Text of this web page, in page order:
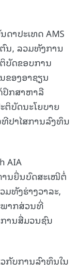
າປະເທດ AMS
ນ, ລວມທັງການ
ບັດຂອບການ
ຂອງອາຊຽນ
ປຶກສາຫາລື
ຕິບັດນະໂຍບາຍ
ທີປາໄສການລົງທຶນ
AIA
ານຍື່ນບົດສະເໜີຕໍ່
ມທັງຮ່າງວາລະ,
ພາກສ່ວນທີ່
ານສື່ມວນຊົນ
ກັບການລົງທຶນໃນ